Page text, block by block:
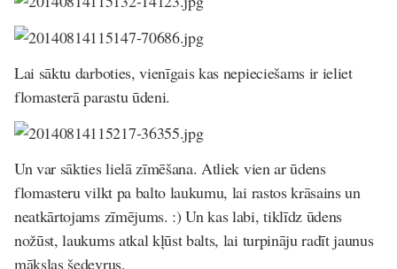
Lai sāktu darboties, vienīgais kas nepieciešams ir ieliet
flomasterā parastu ūdeni.
Un var sākties lielā zīmēšana. Atliek vien ar ūdens
flomasteru vilkt pa balto laukumu, lai rastos krāsains un
neatkārtojams zīmējums. :) Un kas labi, tiklīdz ūdens
nožūst, laukums atkal kļūst balts, lai turpināju radīt jaunus
mākslas šedevrus.